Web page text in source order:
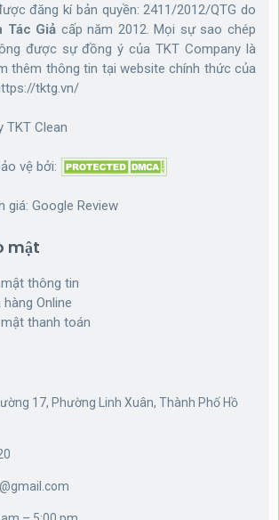
đăng kí bản quyền: 2411/2012/QTG do
Tác Giả cấp năm 2012. Mọi sự sao chép
được sự đồng ý của TKT Company là
thêm thông tin tại website chính thức của
tktg.vn/
TKT Clean
vệ bởi:
giá: Google Review
mật
thông tin
Online
thanh toán
17, Phường Linh Xuân, Thành Phố Hồ